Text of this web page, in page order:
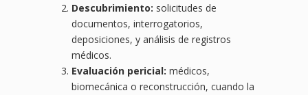
Descubrimiento: solicitudes de
documentos, interrogatorios,
deposiciones, y análisis de registros
médicos.
Evaluación pericial: médicos,
biomecánica o reconstrucción, cuando la